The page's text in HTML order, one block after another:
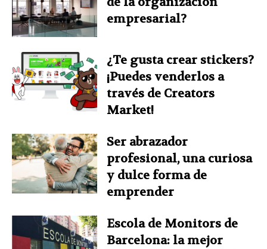
empresarial?
¿Te gusta crear stickers?
¡Puedes venderlos a
través de Creators
Market!
Ser abrazador
profesional, una curiosa
y dulce forma de
emprender
Escola de Monitors de
Barcelona: la mejor